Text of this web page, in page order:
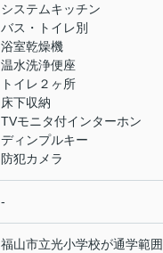
システムキッチン
バス・トイレ別
浴室乾燥機
温水洗浄便座
トイレ２ヶ所
床下収納
TVモニタ付インターホン
ディンプルキー
防犯カメラ
-
福山市立光小学校が通学範